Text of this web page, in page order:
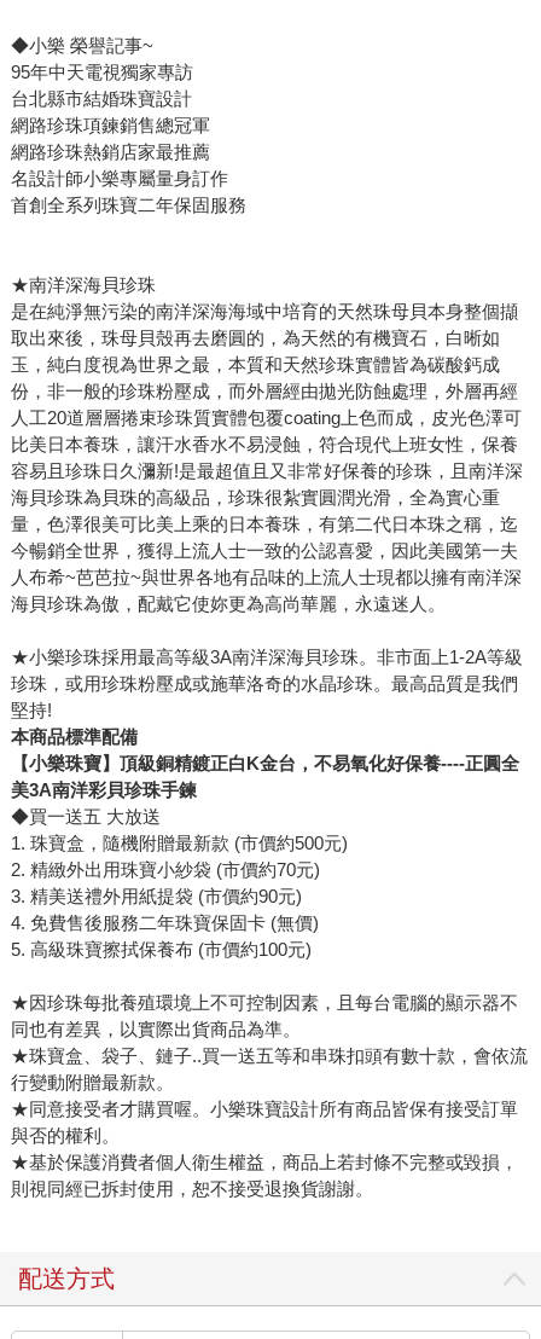
◆小樂 榮譽記事~
95年中天電視獨家專訪
台北縣市結婚珠寶設計
網路珍珠項鍊銷售總冠軍
網路珍珠熱銷店家最推薦
名設計師小樂專屬量身訂作
首創全系列珠寶二年保固服務
★南洋深海貝珍珠
是在純淨無污染的南洋深海海域中培育的天然珠母貝本身整個擷
取出來後，珠母貝殼再去磨圓的，為天然的有機寶石，白晰如
玉，純白度視為世界之最，本質和天然珍珠實體皆為碳酸鈣成
份，非一般的珍珠粉壓成，而外層經由拋光防蝕處理，外層再經
人工20道層層捲束珍珠質實體包覆coating上色而成，皮光色澤可
比美日本養珠，讓汗水香水不易浸蝕，符合現代上班女性，保養
容易且珍珠日久瀰新!是最超值且又非常好保養的珍珠，且南洋深
海貝珍珠為貝珠的高級品，珍珠很紮實圓潤光滑，全為實心重
量，色澤很美可比美上乘的日本養珠，有第二代日本珠之稱，迄
今暢銷全世界，獲得上流人士一致的公認喜愛，因此美國第一夫
人布希~芭芭拉~與世界各地有品味的上流人士現都以擁有南洋深
海貝珍珠為傲，配戴它使妳更為高尚華麗，永遠迷人。
★小樂珍珠採用最高等級3A南洋深海貝珍珠。非市面上1-2A等級
珍珠，或用珍珠粉壓成或施華洛奇的水晶珍珠。最高品質是我們
堅持!
本商品標準配備
【小樂珠寶】頂級銅精鍍正白K金台，不易氧化好保養----正圓全
美3A南洋彩貝珍珠手鍊
◆買一送五 大放送
1. 珠寶盒，隨機附贈最新款 (市價約500元)
2. 精緻外出用珠寶小紗袋 (市價約70元)
3. 精美送禮外用紙提袋 (市價約90元)
4. 免費售後服務二年珠寶保固卡 (無價)
5. 高級珠寶擦拭保養布 (市價約100元)
★因珍珠每批養殖環境上不可控制因素，且每台電腦的顯示器不
同也有差異，以實際出貨商品為準。
★珠寶盒、袋子、鏈子..買一送五等和串珠扣頭有數十款，會依流
行變動附贈最新款。
★同意接受者才購買喔。小樂珠寶設計所有商品皆保有接受訂單
與否的權利。
★基於保護消費者個人衛生權益，商品上若封條不完整或毀損，
則視同經已拆封使用，恕不接受退換貨謝謝。
配送方式